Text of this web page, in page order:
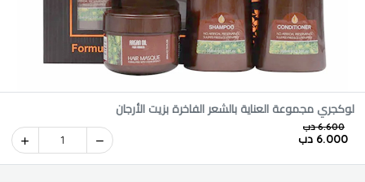
لوكجري مجموعة العناية بالشعر الفاخرة بزيت الأرجان
6.600 دب
6.000 دب 1